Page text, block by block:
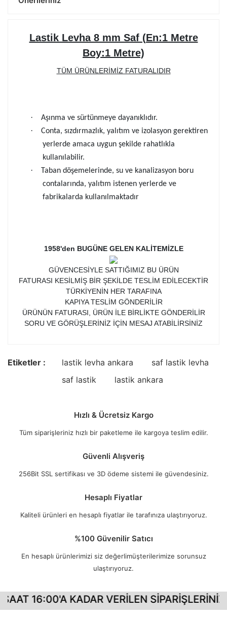
Lastik Levha 8 mm Saf (En:1 Metre
Boy:1 Metre)
TÜM ÜRÜNLERİMİZ FATURALIDIR
· Aşınma ve sürtünmeye dayanıklıdır.
·
Conta, sızdırmazlık, yalıtım ve izolasyon gerektiren
yerlerde amaca uygun şekilde rahatlıkla
kullanılabilir.
·
Taban döşemelerinde, su ve kanalizasyon boru
contalarında, yalıtım istenen yerlerde ve
fabrikalarda kullanılmaktadır
1958'den BUGÜNE GELEN KALİTEMİZLE
GÜVENCESİYLE SATTIĞIMIZ BU ÜRÜN
FATURASI KESİLMİŞ BİR ŞEKİLDE TESLİM EDİLECEKTİR
TÜRKİYENİN HER TARAFINA
KAPIYA TESLİM GÖNDERİLİR
ÜRÜNÜN FATURASI, ÜRÜN İLE BİRLİKTE GÖNDERİLİR
SORU VE GÖRÜŞLERİNİZ İÇİN MESAJ ATABİLİRSİNİZ
Etiketler : lastik levha ankara
saf lastik levha
saf lastik
lastik ankara
Hızlı & Ücretsiz Kargo
Tüm siparişleriniz hızlı bir paketleme ile kargoya teslim edilir.
Güvenli Alışveriş
256Bit SSL sertifikası ve 3D ödeme sistemi ile güvendesiniz.
Hesaplı Fiyatlar
Kaliteli ürünleri en hesaplı fiyatlar ile tarafınıza ulaştırıyoruz.
%100 Güvenilir Satıcı
En hesaplı ürünlerimizi siz değerlimüşterilerimize sorunsuz
ulaştırıyoruz.
16:00'A KADAR VERİLEN SİPARİŞLERİNİZ